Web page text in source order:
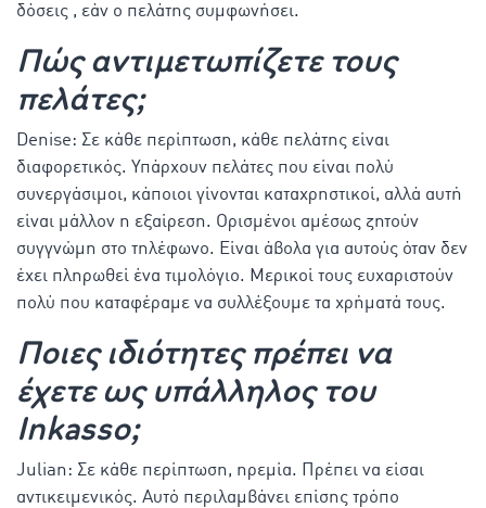
δόσεις , εάν ο πελάτης συμφωνήσει.
Πώς αντιμετωπίζετε τους
πελάτες;
Denise: Σε κάθε περίπτωση, κάθε πελάτης είναι
διαφορετικός. Υπάρχουν πελάτες που είναι πολύ
συνεργάσιμοι, κάποιοι γίνονται καταχρηστικοί, αλλά αυτή
είναι μάλλον η εξαίρεση. Ορισμένοι αμέσως ζητούν
συγγνώμη στο τηλέφωνο. Είναι άβολα για αυτούς όταν δεν
έχει πληρωθεί ένα τιμολόγιο. Μερικοί τους ευχαριστούν
πολύ που καταφέραμε να συλλέξουμε τα χρήματά τους.
Ποιες ιδιότητες πρέπει να
έχετε ως υπάλληλος τoυ
Inkasso;
Julian: Σε κάθε περίπτωση, ηρεμία. Πρέπει να είσαι
αντικειμενικός. Αυτό περιλαμβάνει επίσης τρόπο